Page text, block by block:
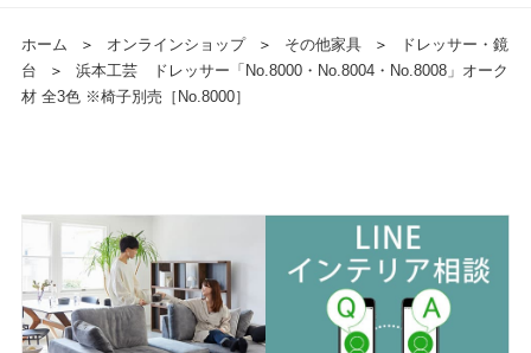
ホーム ＞ オンラインショップ ＞ その他家具 ＞
ドレッサー・鏡
台
＞
浜本工芸 ドレッサー「No.8000・No.8004・No.8008」オーク
材 全3色 ※椅子別売［No.8000］